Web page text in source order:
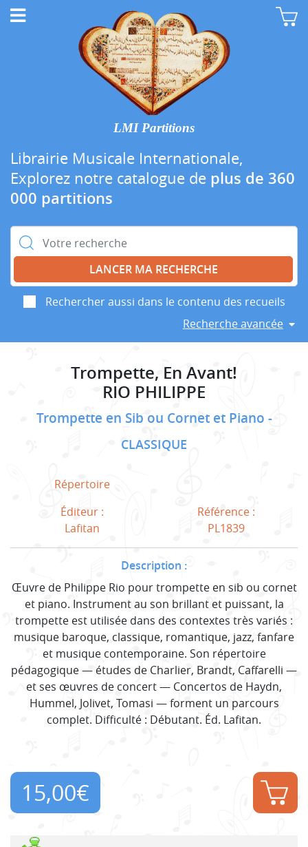
LMI Partitions
Librairie Musicale Internationale,
Explorez notre catalogue de plus de 360
000 partitions
Rechercher :
Rechercher aussi dans le contenu des recueils
Recherche avancée
Trompette, En Avant!
RIO PHILIPPE
Trompette en Sib ou Cornet et Piano
CLASSIQUE
Répertoire
Éditeur :
Lafitan
Référence :
PL1839
Description :
Œuvre de Philippe Rio pour trompette en sib ou cornet
et piano. Instrument au son brillant et puissant, la
trompette est utilisée dans des contextes très variés :
musique baroque, classique, romantique, jazz, fanfare
et musique contemporaine. Son répertoire
pédagogique — études de Charlier, Brandt, Caffarelli —
et ses œuvres de concert — Concertos de Haydn,
Hummel, Jolivet, Tomasi — forment un parcours
complet. Difficulté : Débutant. Éd. Lafitan.
15,00€